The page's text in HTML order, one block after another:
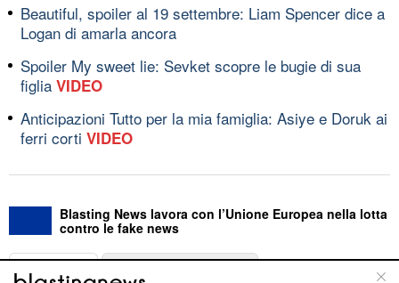
Beautiful, spoiler al 19 settembre: Liam Spencer dice a
Logan di amarla ancora
Spoiler My sweet lie: Sevket scopre le bugie di sua
figlia VIDEO
Anticipazioni Tutto per la mia famiglia: Asiye e Doruk ai
ferri corti VIDEO
Blasting News lavora con l’Unione Europea nella lotta
contro le fake news
ABOUT